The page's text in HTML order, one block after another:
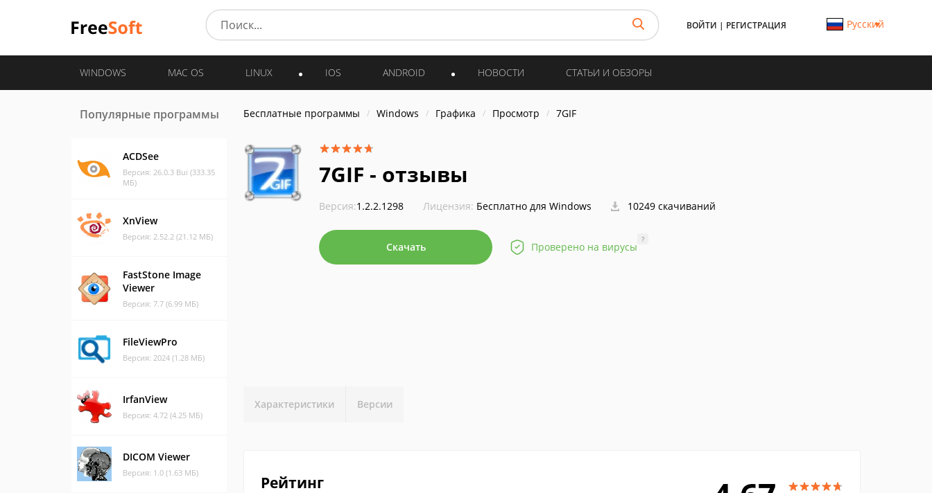
ВОЙТИ | РЕГИСТРАЦИЯ Русский
WINDOWS MAC OS LINUX IOS ANDROID НОВОСТИ СТАТЬИ И ОБЗОРЫ
Популярные программы
ACDSee
Версия: 26.0.3 Bui (333.35
МБ)
XnView
Версия: 2.52.2 (21.12 МБ)
FastStone Image
Viewer
Версия: 7.7 (6.99 МБ)
FileViewPro
Версия: 2024 (1.28 МБ)
IrfanView
Версия: 4.72 (4.25 МБ)
DICOM Viewer
Версия: 1.0 (1.63 МБ)
Бесплатные программы Windows Графика Просмотр 7GIF
7GIF - отзывы
Версия:1.2.2.1298 Лицензия: Бесплатно для Windows 10249 скачиваний
Скачать Проверено на вирусы
?
Характеристики Версии
Рейтинг